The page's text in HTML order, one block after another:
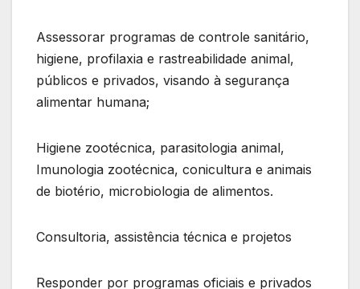
Assessorar programas de controle sanitário,
higiene, profilaxia e rastreabilidade animal,
públicos e privados, visando à segurança
alimentar humana;
Higiene zootécnica, parasitologia animal,
Imunologia zootécnica, conicultura e animais
de biotério, microbiologia de alimentos.
Consultoria, assistência técnica e projetos
Responder por programas oficiais e privados